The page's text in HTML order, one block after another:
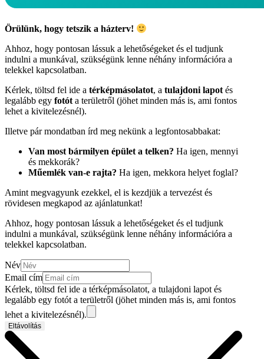
Örülünk, hogy tetszik a házterv!
Ahhoz, hogy pontosan lássuk a lehetőségeket és el tudjunk
indulni a munkával, szükségünk lenne néhány információra a
telekkel kapcsolatban.
Kérlek, töltsd fel ide a térképmásolatot, a tulajdoni lapot és
legalább egy fotót a területről (jöhet minden más is, ami fontos
lehet a kivitelezésnél).
Illetve pár mondatban írd meg nekünk a legfontosabbakat:
Van most bármilyen épület a telken? Ha igen, mennyi
és mekkorák?
Műemlék van-e rajta? Ha igen, mekkora helyet foglal?
Amint megvagyunk ezekkel, el is kezdjük a tervezést és
rövidesen megkapod az ajánlatunkat!
Ahhoz, hogy pontosan lássuk a lehetőségeket és el tudjunk
indulni a munkával, szükségünk lenne néhány információra a
telekkel kapcsolatban.
Név
Email cím
Kérlek, töltsd fel ide a térképmásolatot, a tulajdoni lapot és
legalább egy fotót a területről (jöhet minden más is, ami fontos
lehet a kivitelezésnél).
Eltávolítás